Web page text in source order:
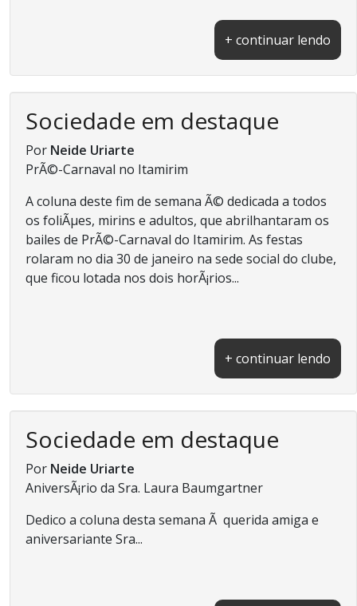
+ continuar lendo
Sociedade em destaque
Por Neide Uriarte
PrÃ©-Carnaval no Itamirim
A coluna deste fim de semana Ã© dedicada a todos
os foliÃµes, mirins e adultos, que abrilhantaram os
bailes de PrÃ©-Carnaval do Itamirim. As festas
rolaram no dia 30 de janeiro na sede social do clube,
que ficou lotada nos dois horÃ¡rios...
+ continuar lendo
Sociedade em destaque
Por Neide Uriarte
AniversÃ¡rio da Sra. Laura Baumgartner
Dedico a coluna desta semana Ã querida amiga e
aniversariante Sra...